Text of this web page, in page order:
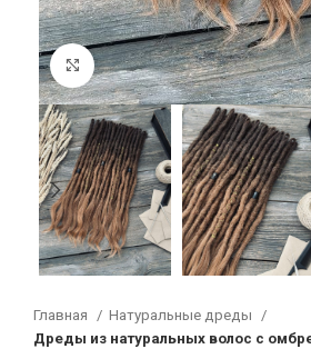
Увеличить
Главная
Натуральные дреды
Дреды из натуральных волос с